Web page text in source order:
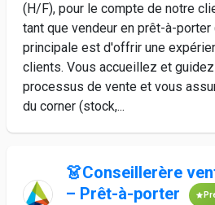
(H/F), pour le compte de notre
tant que vendeur en prêt-à-
principale est d'offrir une
clients. Vous accueillez et
processus de vente et vous
du corner (stock,...
👗Conseillerère
– Prêt-à-porter